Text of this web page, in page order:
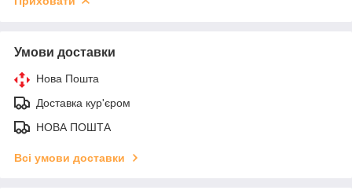
Умови доставки
Нова Пошта
Доставка кур'єром
НОВА ПОШТА
Всі умови доставки